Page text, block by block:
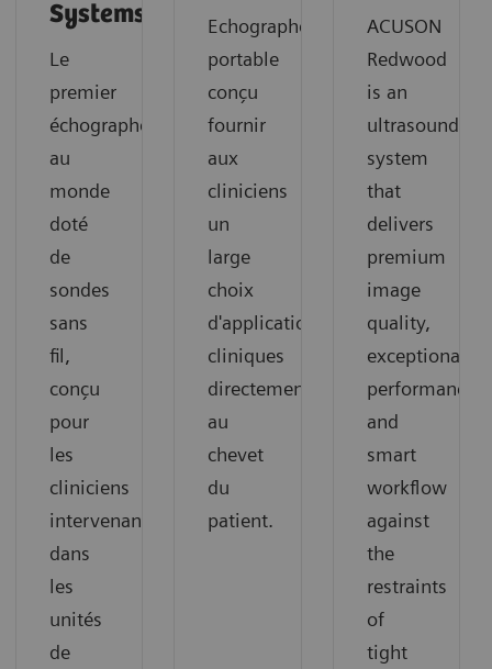
Systems
Le
premier
échographe
au
monde
doté
de
sondes
sans
fil,
conçu
pour
les
cliniciens
intervenant
dans
les
unités
de
Echographe
portable
conçu
fournir
aux
cliniciens
un
large
choix
d'applications
cliniques
directement
au
chevet
du
patient.
ACUSON
Redwood
is an
ultrasound
system
that
delivers
premium
image
quality,
exceptional
performance
and
smart
workflow
against
the
restraints
of
tight